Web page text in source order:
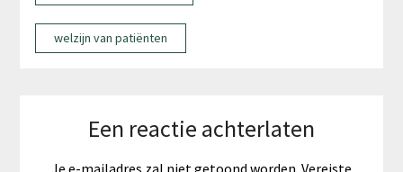
welzijn van patiënten
Een reactie achterlaten
Je e-mailadres zal niet getoond worden. Vereiste